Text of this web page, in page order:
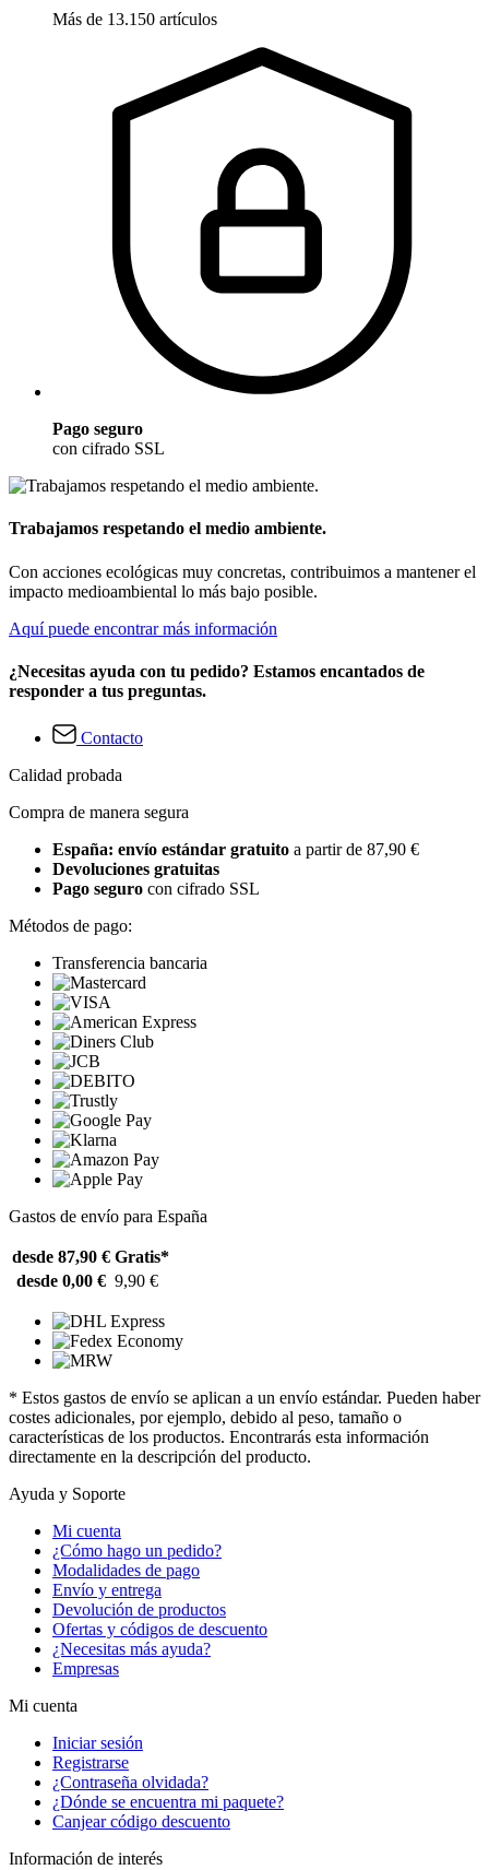
Más de 13.150 artículos
Pago seguro
con cifrado SSL
Trabajamos respetando el medio ambiente.
Con acciones ecológicas muy concretas, contribuimos a mantener el
impacto medioambiental lo más bajo posible.
Aquí puede encontrar más información
¿Necesitas ayuda con tu pedido? Estamos encantados de
responder a tus preguntas.
Contacto
Calidad probada
Compra de manera segura
España: envío estándar gratuito a partir de 87,90 €
Devoluciones gratuitas
Pago seguro con cifrado SSL
Métodos de pago:
Transferencia bancaria
Gastos de envío para España
desde 87,90 € Gratis*
desde 0,00 € 9,90 €
* Estos gastos de envío se aplican a un envío estándar. Pueden haber
costes adicionales, por ejemplo, debido al peso, tamaño o
características de los productos. Encontrarás esta información
directamente en la descripción del producto.
Ayuda y Soporte
Mi cuenta
¿Cómo hago un pedido?
Modalidades de pago
Envío y entrega
Devolución de productos
Ofertas y códigos de descuento
¿Necesitas más ayuda?
Empresas
Mi cuenta
Iniciar sesión
Registrarse
¿Contraseña olvidada?
¿Dónde se encuentra mi paquete?
Canjear código descuento
Información de interés